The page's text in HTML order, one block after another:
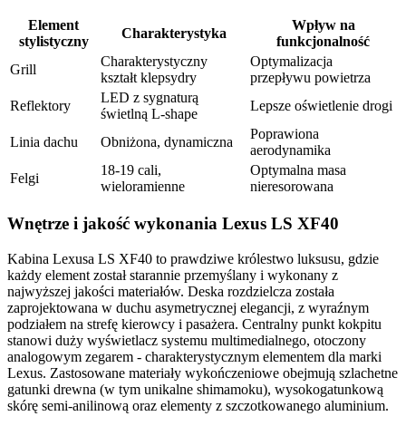
Element
stylistyczny
Charakterystyka
Wpływ na
funkcjonalność
Grill
Charakterystyczny
kształt klepsydry
Optymalizacja
przepływu powietrza
Reflektory
LED z sygnaturą
świetlną L-shape
Lepsze oświetlenie drogi
Linia dachu Obniżona, dynamiczna
Poprawiona
aerodynamika
Felgi
18-19 cali,
wieloramienne
Optymalna masa
nieresorowana
Wnętrze i jakość wykonania Lexus LS XF40
Kabina Lexusa LS XF40 to prawdziwe królestwo luksusu, gdzie
każdy element został starannie przemyślany i wykonany z
najwyższej jakości materiałów. Deska rozdzielcza została
zaprojektowana w duchu asymetrycznej elegancji, z wyraźnym
podziałem na strefę kierowcy i pasażera. Centralny punkt kokpitu
stanowi duży wyświetlacz systemu multimedialnego, otoczony
analogowym zegarem - charakterystycznym elementem dla marki
Lexus. Zastosowane materiały wykończeniowe obejmują szlachetne
gatunki drewna (w tym unikalne shimamoku), wysokogatunkową
skórę semi-anilinową oraz elementy z szczotkowanego aluminium.